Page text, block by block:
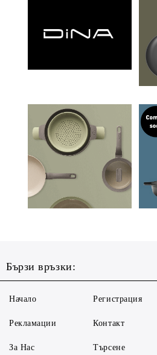
Бързи връзки:
Начало
Рекламации
За Нас
Регистрация
Контакт
Търсене